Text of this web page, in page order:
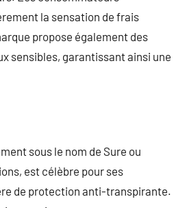
la sensation de frais
propose également des
sensibles, garantissant ainsi une
sous le nom de Sure ou
est célèbre pour ses
de protection anti-transpirante.